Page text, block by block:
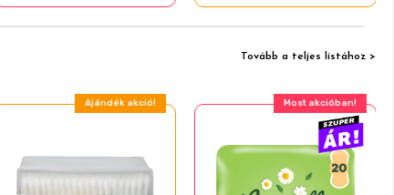
Tovább a teljes listához >
Ajándék akció! Most akcióban!